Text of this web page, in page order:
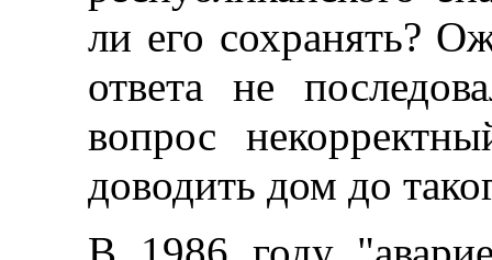
ли его сохранять?
ответа не
вопрос
доводить дом до